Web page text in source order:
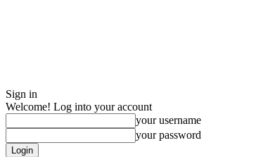
Sign in
Welcome! Log into your account
your username
your password